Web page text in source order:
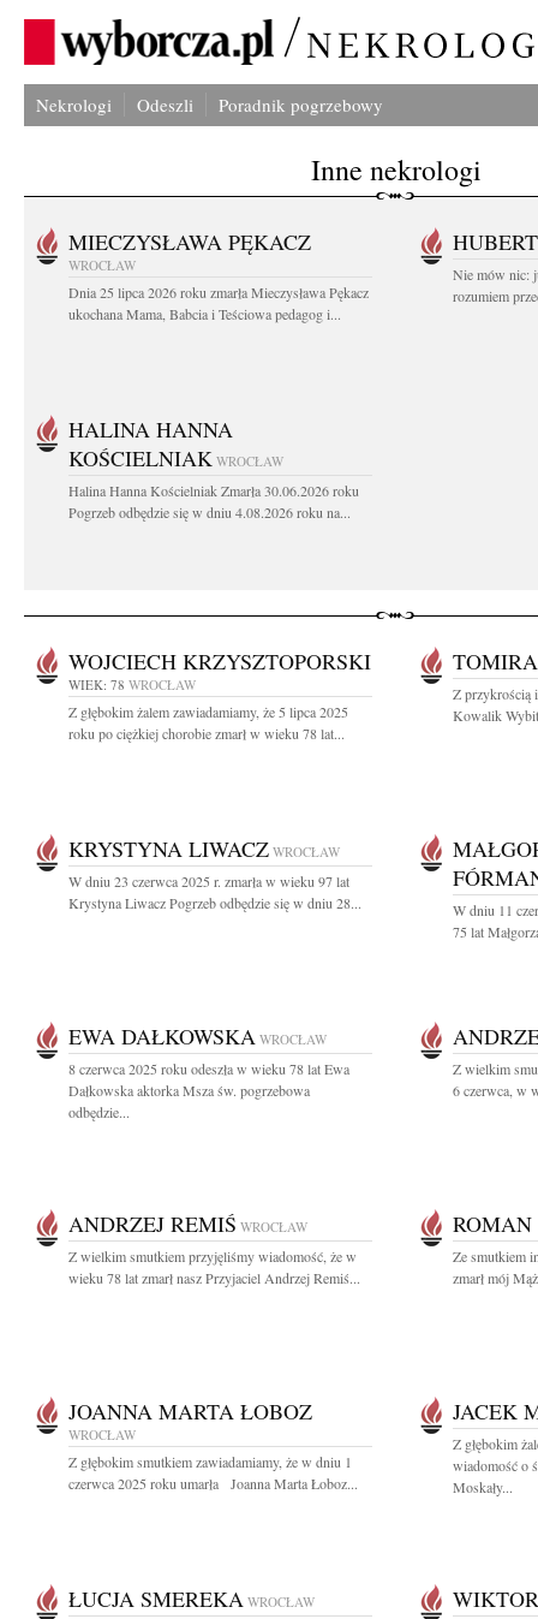
Nekrologi Odeszli Poradnik pogrzebowy
Inne nekrologi
MIECZYSŁAWA PĘKACZ
WROCŁAW
Dnia 25 lipca 2026 roku zmarła Mieczysława Pękacz
ukochana Mama, Babcia i Teściowa pedagog i...
Nie mów nic:
rozumiem
HALINA HANNA
KOŚCIELNIAK WROCŁAW
Halina Hanna Kościelniak Zmarła 30.06.2026 roku
Pogrzeb odbędzie się w dniu 4.08.2026 roku na...
WOJCIECH KRZYSZTOPORSKI
WIEK: 78 WROCŁAW
Z głębokim żalem zawiadamiamy, że 5 lipca 2025
roku po ciężkiej chorobie zmarł w wieku 78 lat...
Z przykrością
Kowalik
KRYSTYNA LIWACZ WROCŁAW
W dniu 23 czerwca 2025 r. zmarła w wieku 97 lat
Krystyna Liwacz Pogrzeb odbędzie się w dniu 28...
W dniu 11
75 lat
EWA DAŁKOWSKA WROCŁAW
8 czerwca 2025 roku odeszła w wieku 78 lat Ewa
Dałkowska aktorka Msza św. pogrzebowa
odbędzie...
Z wielkim
6 czerwca, w
ANDRZEJ REMIŚ WROCŁAW
Z wielkim smutkiem przyjęliśmy wiadomość, że w
wieku 78 lat zmarł nasz Przyjaciel Andrzej Remiś...
ROMAN
Ze smutkiem
zmarł mój
JOANNA MARTA ŁOBOZ
WROCŁAW
Z głębokim smutkiem zawiadamiamy, że w dniu 1
czerwca 2025 roku umarła Joanna Marta Łoboz...
JACEK
Z głębokim
wiadomość o
Moskały...
ŁUCJA SMEREKA WROCŁAW